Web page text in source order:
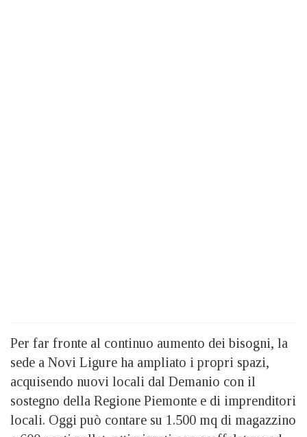
Per far fronte al continuo aumento dei bisogni, la
sede a Novi Ligure ha ampliato i propri spazi,
acquisendo nuovi locali dal Demanio con il
sostegno della Regione Piemonte e di imprenditori
locali. Oggi può contare su 1.500 mq di magazzino